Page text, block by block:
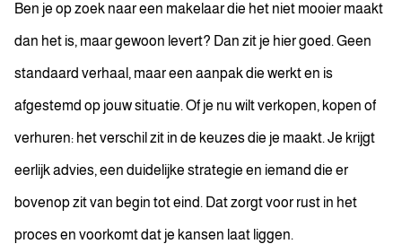
Ben je op zoek naar een makelaar die het niet mooier maakt
dan het is, maar gewoon levert? Dan zit je hier goed. Geen
standaard verhaal, maar een aanpak die werkt en is
afgestemd op jouw situatie. Of je nu wilt verkopen, kopen of
verhuren: het verschil zit in de keuzes die je maakt. Je krijgt
eerlijk advies, een duidelijke strategie en iemand die er
bovenop zit van begin tot eind. Dat zorgt voor rust in het
proces en voorkomt dat je kansen laat liggen.